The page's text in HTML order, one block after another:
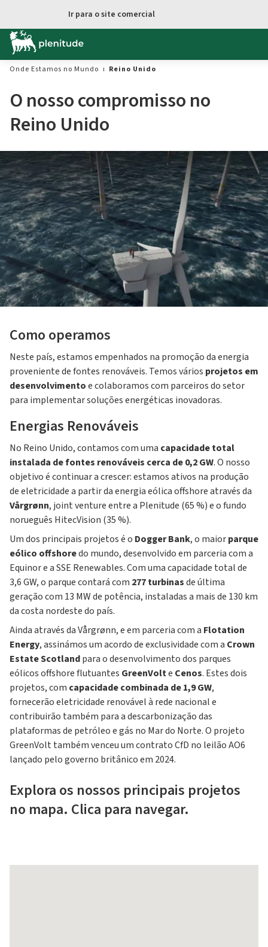
Ir para o site comercial
Onde Estamos no Mundo Reino Unido
O nosso compromisso no
Reino Unido
Como operamos
Neste país, estamos empenhados na promoção da energia
proveniente de fontes renováveis. Temos vários projetos em
desenvolvimentoe colaboramos com parceiros do setor
para implementar soluções energéticas inovadoras.
Energias Renováveis
No Reino Unido, contamos com uma capacidade total
instalada de fontes renováveis cerca de 0,2 GW. O nosso
objetivo é continuar a crescer: estamos ativos na produção
de eletricidade a partir da energia eólica offshore através da
Vårgrønn, joint venture entre a Plenitude (65 %) e o fundo
norueguês HitecVision (35 %).
Um dos principais projetos é o Dogger Bank, o maiorparque
eólico offshoredo mundo, desenvolvido em parceria com a
Equinor e a SSE Renewables. Com uma capacidade total de
3,6 GW, o parque contará com 277 turbinasde última
geração com 13 MW de potência, instaladas a mais de 130 km
da costa nordeste do país.
Ainda através da Vårgrønn, e em parceria com a Flotation
Energy, assinámos um acordo de exclusividade com a Crown
Estate Scotlandpara o desenvolvimento dos parques
eólicos offshore flutuantes GreenVolte Cenos. Estes dois
projetos, com capacidade combinada de 1,9 GW,
fornecerão eletricidade renovável à rede nacional e
contribuirão também para a descarbonização das
plataformas de petróleo e gás no Mar do Norte. O projeto
GreenVolt também venceu um contrato CfD no leilão AO6
lançado pelo governo britânico em 2024.
Explora os nossos principais projetos
no mapa. Clica para navegar.